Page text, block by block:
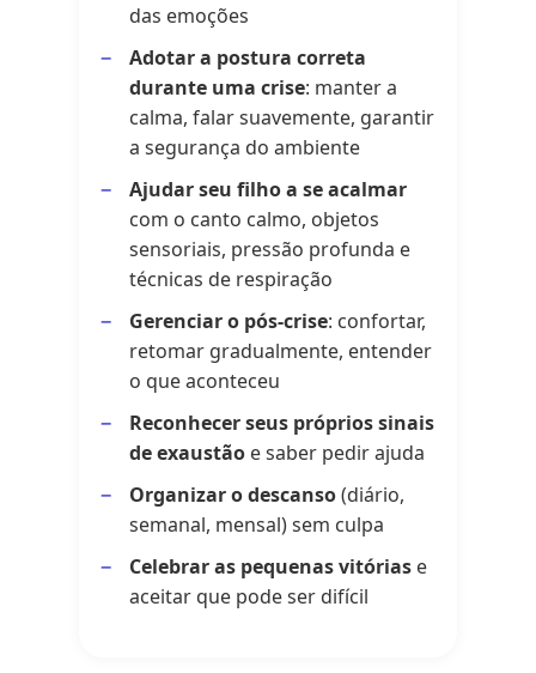
das emoções
Adotar a postura correta
durante uma crise: manter a
calma, falar suavemente, garantir
a segurança do ambiente
Ajudar seu filho a se acalmar
com o canto calmo, objetos
sensoriais, pressão profunda e
técnicas de respiração
Gerenciar o pós-crise: confortar,
retomar gradualmente, entender
o que aconteceu
Reconhecer seus próprios sinais
de exaustão e saber pedir ajuda
Organizar o descanso(diário,
semanal, mensal) sem culpa
Celebrar as pequenas vitórias e
aceitar que pode ser difícil